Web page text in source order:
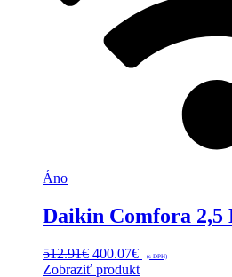
Áno
Daikin Comfora 2,5
512.91€ Pôvodná
cena
400.07€Aktuálna
cena
(s DPH)
Zobraziť produkt